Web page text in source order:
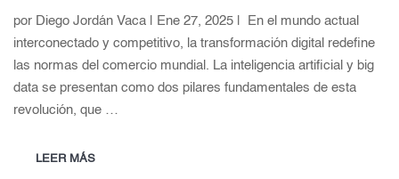
por Diego Jordán Vaca | Ene 27, 2025 | En el mundo actual
interconectado y competitivo, la transformación digital redefine
las normas del comercio mundial. La inteligencia artificial y big
data se presentan como dos pilares fundamentales de esta
revolución, que …
LEER MÁS